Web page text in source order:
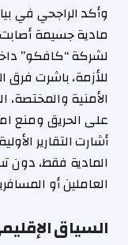
وأكد الراجحي في
مادية جسيمة أصابت
لشركة “كافكو”
للأزمة، باشرت فرق
الأمنية
على الحريق ومنع
أشارت التقارير
المادية فقط، دون
العاملين أو
السياق